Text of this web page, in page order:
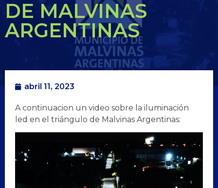
DE MALVINAS
ARGENTINAS
abril 11, 2023
A continuacion un video sobre la iluminación
led en el triángulo de Malvinas Argentinas:
vídeo